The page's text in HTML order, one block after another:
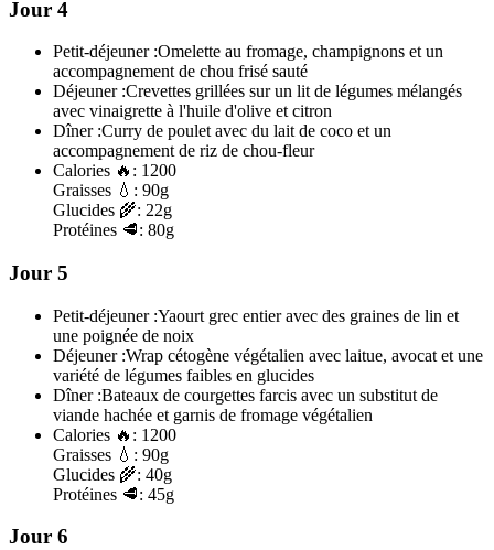
Jour 4
Petit-déjeuner :Omelette au fromage, champignons et un
accompagnement de chou frisé sauté
Déjeuner :Crevettes grillées sur un lit de légumes mélangés
avec vinaigrette à l'huile d'olive et citron
Dîner :Curry de poulet avec du lait de coco et un
accompagnement de riz de chou-fleur
Calories 🔥: 1200
Graisses 💧: 90g
Glucides 🌾: 22g
Protéines 🥩: 80g
Jour 5
Petit-déjeuner :Yaourt grec entier avec des graines de lin et
une poignée de noix
Déjeuner :Wrap cétogène végétalien avec laitue, avocat et une
variété de légumes faibles en glucides
Dîner :Bateaux de courgettes farcis avec un substitut de
viande hachée et garnis de fromage végétalien
Calories 🔥: 1200
Graisses 💧: 90g
Glucides 🌾: 40g
Protéines 🥩: 45g
Jour 6